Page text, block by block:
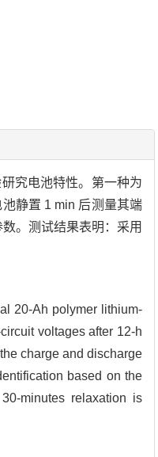
究电池特性。第一种为
静置 1 min 后测量其端
。测试结果表明：采用
20-Ah polymer lithium-
voltages after 12-h
charge and discharge
based on the
minutes relaxation is